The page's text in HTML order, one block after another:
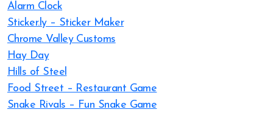
Alarm Clock
Sticker.ly – Sticker Maker
Chrome Valley Customs
Hay Day
Hills of Steel
Food Street – Restaurant Game
Snake Rivals – Fun Snake Game